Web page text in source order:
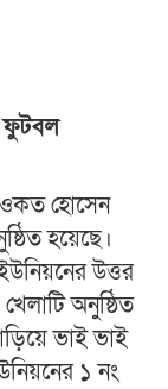
ফুটবল
হোসেন
হয়েছে।
উত্তর
অনুষ্ঠিত
ভাই ভাই
১ নং